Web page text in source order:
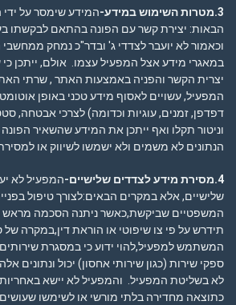
3.מטרות השימוש במידע-
המידע שימסר על
הבאות: יצירת קשר עם הפונה בהתאם לבקשתו
וכאמור לא יועבר לצדדי ג' ובדר"כ נמחק
במאגרי מידע אצל המפעיל עצמו. אולם, ייתכן
יצרית הקשר והפניה באמצעות האתר , שרתי
דפדפן, זמנים, עוגיות וכדומה) לצרכי אבטחה,
וניטור תקלו ואף ייתכן את המידע שהשאיר
הנתונים לא משמים ולא ישמשו לשיווק או
4.מסירת מידע לצדדים שלישיים-
המפעיל לא
שלישיים, אלא במקרים הבאים:לצורך טיפול
המשפטיים שביקשת,כאשר ניתנה הסכמה מראש
תידרש על פי צו שיפוטי או הוראת דין,במקרה של
המשתמש למפעיל,להוי ידוע כי במסגרת
ספקי שירות (כגון שירותי אחסון) יכול ונתונים
לא בשליטת המפעיל. והמפעיל לא יישא באחריות
כתוצאה מחדירה בלתי מורשי או לשימשו